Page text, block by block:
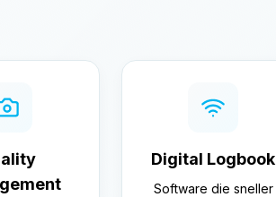
Digital Logbook
Software die sneller